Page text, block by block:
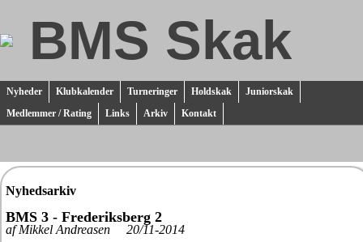
BMS Skak
Nyheder Klubkalender Turneringer Holdskak
Juniorskak
Medlemmer / Rating
Links Arkiv Kontakt
Nyhedsarkiv
BMS 3 - Frederiksberg 2
af Mikkel Andreasen 20/11-2014